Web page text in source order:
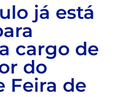
já está
cargo de
do
Feira de